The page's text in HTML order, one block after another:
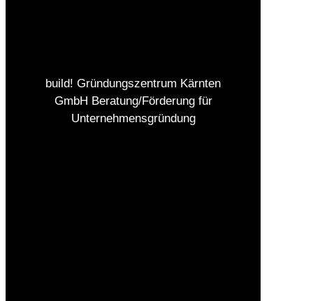
build! Gründungszentrum Kärnten
GmbH Beratung/Förderung für
Unternehmensgründung